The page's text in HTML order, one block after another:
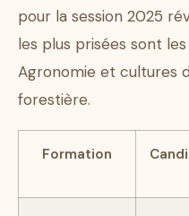
pour la session 2025
les plus prisées sont
Agronomie et cultures
forestière.
Formation